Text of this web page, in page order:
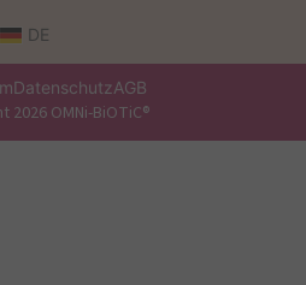
DE
DatenschutzAGB
2026 OMNi-BiOTiC®